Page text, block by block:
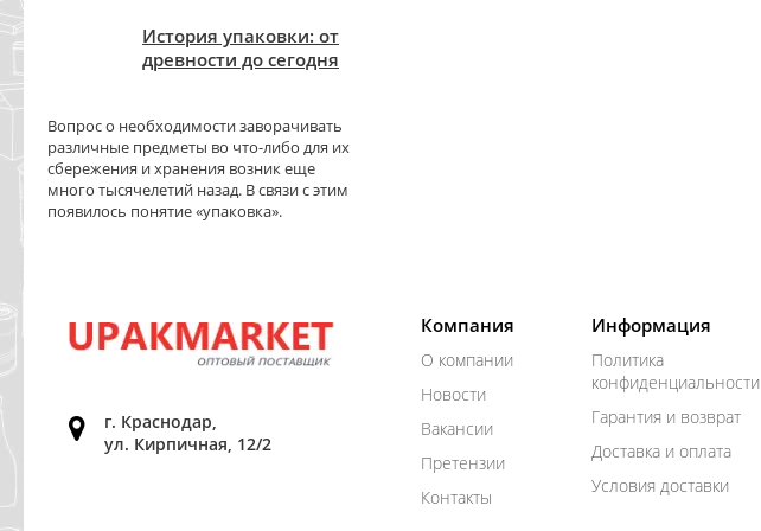
История упаковки: от
древности до сегодня
Вопрос о необходимости заворачивать
различные предметы во что-либо для их
сбережения и хранения возник еще
много тысячелетий назад. В связи с этим
появилось понятие «упаковка».
г. Краснодар,
ул. Кирпичная, 12/2
Компания
О компании
Новости
Вакансии
Претензии
Контакты
Информация
Политика
конфиденциальности
Гарантия и возврат
Доставка и оплата
Условия доставки